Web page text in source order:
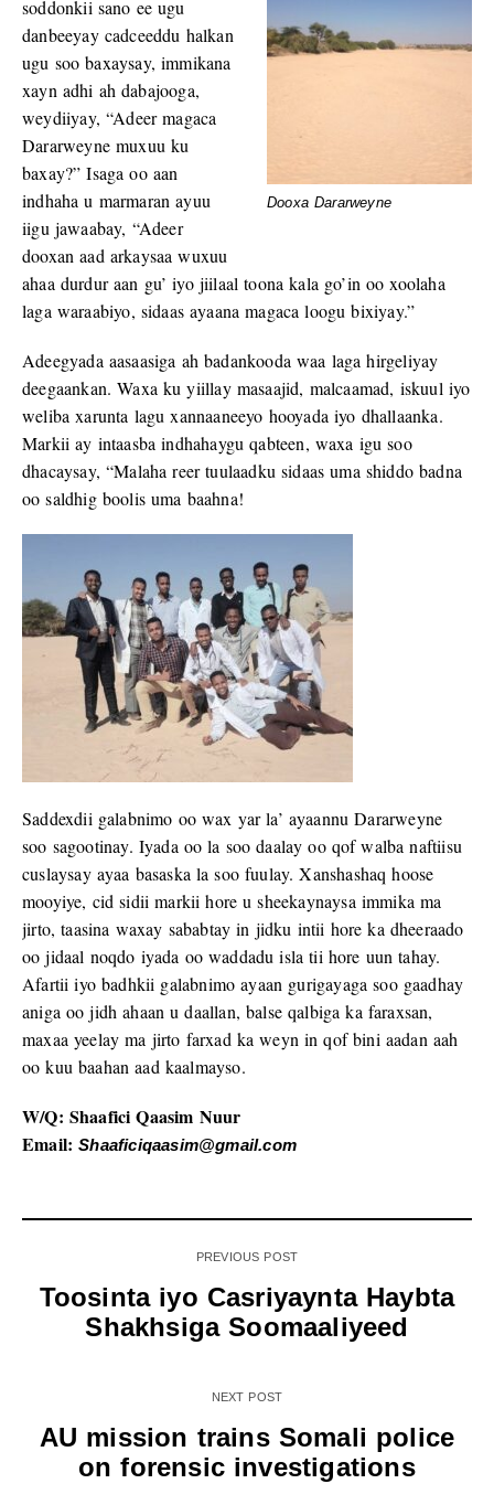
Dooxa Dararweyne
soddonkii sano ee ugu
danbeeyay cadceeddu halkan
ugu soo baxaysay, immikana
xayn adhi ah dabajooga,
weydiiyay, “Adeer magaca
Dararweyne muxuu ku
baxay?” Isaga oo aan
indhaha u marmaran ayuu
iigu jawaabay, “Adeer
dooxan aad arkaysaa wuxuu
ahaa durdur aan gu’ iyo jiilaal toona kala go’in oo xoolaha
laga waraabiyo, sidaas ayaana magaca loogu bixiyay.”
Adeegyada aasaasiga ah badankooda waa laga hirgeliyay
deegaankan. Waxa ku yiillay masaajid, malcaamad, iskuul iyo
weliba xarunta lagu xannaaneeyo hooyada iyo dhallaanka.
Markii ay intaasba indhahaygu qabteen, waxa igu soo
dhacaysay, “Malaha reer tuulaadku sidaas uma shiddo badna
oo saldhig boolis uma baahna!
Saddexdii galabnimo oo wax yar la’ ayaannu Dararweyne
soo sagootinay. Iyada oo la soo daalay oo qof walba naftiisu
cuslaysay ayaa basaska la soo fuulay. Xanshashaq hoose
mooyiye, cid sidii markii hore u sheekaynaysa immika ma
jirto, taasina waxay sababtay in jidku intii hore ka dheeraado
oo jidaal noqdo iyada oo waddadu isla tii hore uun tahay.
Afartii iyo badhkii galabnimo ayaan gurigayaga soo gaadhay
aniga oo jidh ahaan u daallan, balse qalbiga ka faraxsan,
maxaa yeelay ma jirto farxad ka weyn in qof bini aadan aah
oo kuu baahan aad kaalmayso.
W/Q: Shaafici Qaasim Nuur
Email:Shaaficiqaasim@gmail.com
PREVIOUS POST
Toosinta iyo Casriyaynta Haybta
Shakhsiga Soomaaliyeed
NEXT POST
AU mission trains Somali police
on forensic investigations